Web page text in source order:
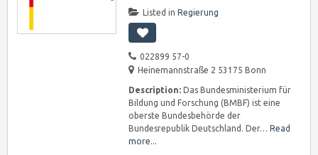
Listed in Regierung
022899 57-0
Heinemannstraße 2 53175 Bonn
Description: Das Bundesministerium für
Bildung und Forschung (BMBF) ist eine
oberste Bundesbehörde der
Bundesrepublik Deutschland. Der… Read
more...